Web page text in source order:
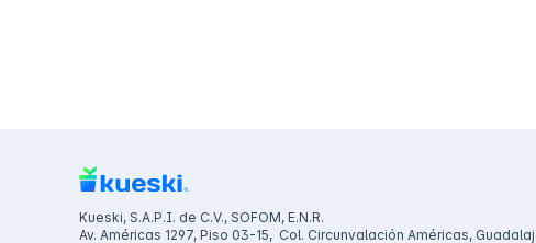
Kueski, S.A.P.I. de C.V., SOFOM, E.N.R.
Av. Américas 1297, Piso 03-15, Col. Circunvalación Américas,